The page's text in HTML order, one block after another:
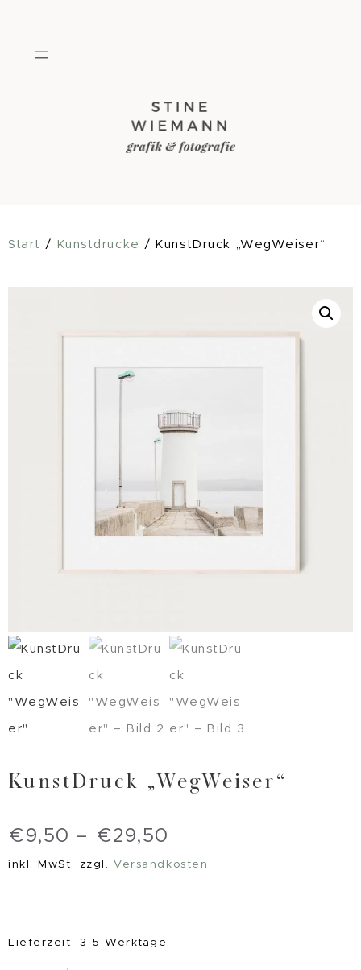
Start / Kunstdrucke / KunstDruck „WegWeiser“
KunstDruck „WegWeiser“
€ 9,50 – €29,50
inkl. MwSt. zzgl.Versandkosten
Lieferzeit: 3-5 Werktage